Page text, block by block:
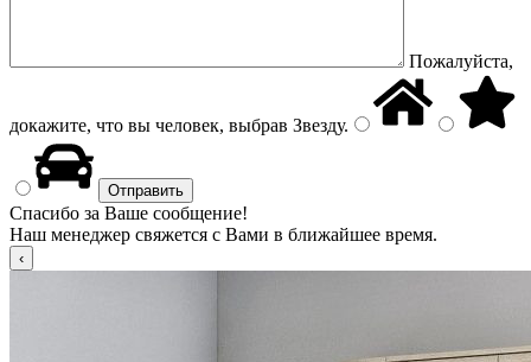
Пожалуйста,
докажите, что вы человек, выбрав Звезду.
Спасибо за Ваше сообщение!
Наш менеджер свяжется с Вами в ближайшее время.